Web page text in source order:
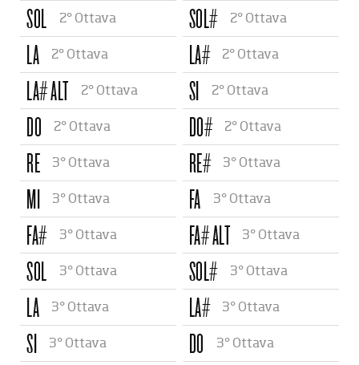
SOL 2° Ottava SOL# 2° Ottava
LA 2° Ottava LA# 2° Ottava
LA# ALT 2° Ottava SI 2° Ottava
DO 2° Ottava DO# 2° Ottava
RE 3° Ottava RE# 3° Ottava
MI 3° Ottava FA 3° Ottava
FA# 3° Ottava FA# ALT 3° Ottava
SOL 3° Ottava SOL# 3° Ottava
LA 3° Ottava LA# 3° Ottava
SI 3° Ottava DO 3° Ottava